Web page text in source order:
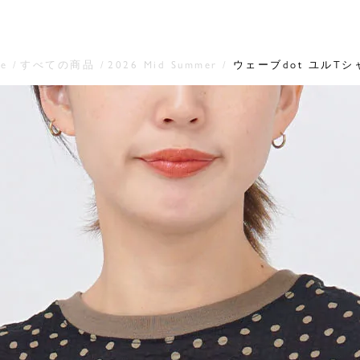
すべての商品 2026 Mid Summer ウェーブdot ユルTシ